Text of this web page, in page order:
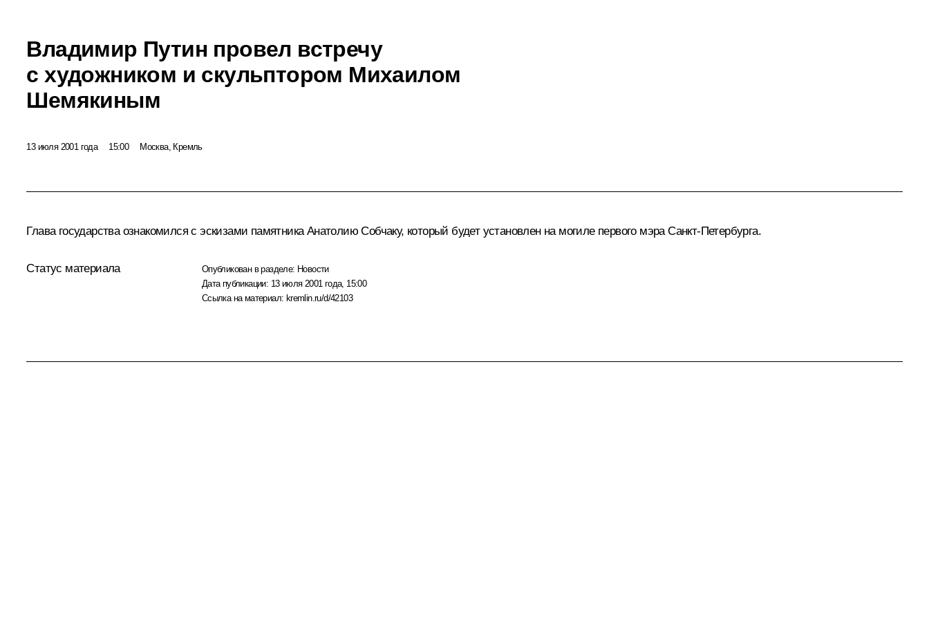
Владимир Путин провел встречу
с художником и скульптором Михаилом
Шемякиным
13 июля 2001 года 15:00 Москва, Кремль
Глава государства ознакомился с эскизами памятника Анатолию Собчаку, который будет установлен на могиле первого мэра Санкт-Петербурга.
Статус материала Опубликован в разделе: Новости
Дата публикации: 13 июля 2001 года, 15:00
Ссылка на материал: kremlin.ru/d/42103